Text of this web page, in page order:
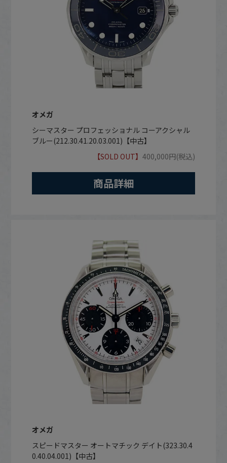
オメガ
シーマスター プロフェッショナル コーアクシャル
ブルー(212.30.41.20.03.001)【中古】
【SOLD OUT】400,000円(税込)
商品詳細
オメガ
スピードマスター オートマチック デイト(323.30.4
0.40.04.001)【中古】